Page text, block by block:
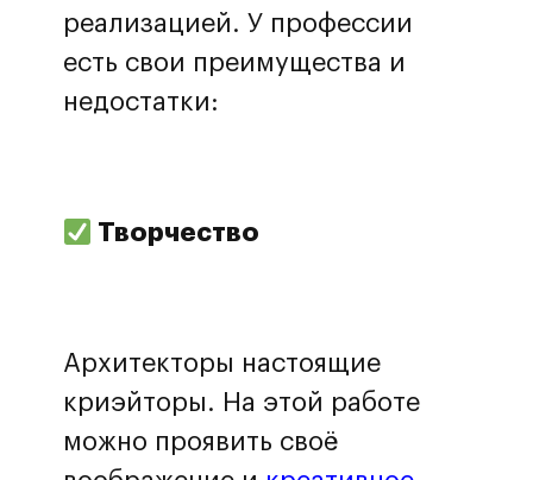
реализацией. У профессии
есть свои преимущества и
недостатки:
Творчество
Архитекторы настоящие
криэйторы. На этой работе
можно проявить своё